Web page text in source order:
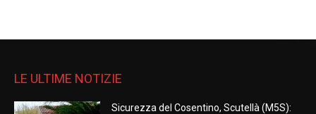
LE ULTIME NOTIZIE
Sicurezza del Cosentino, Scutellà (M5S):